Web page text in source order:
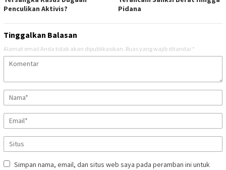
Penculikan Aktivis? ‎
Pidana
Tinggalkan Balasan
Alamat email Anda tidak akan dipublikasikan. Ruas yang wajib ditandai *
Simpan nama, email, dan situs web saya pada peramban ini untuk